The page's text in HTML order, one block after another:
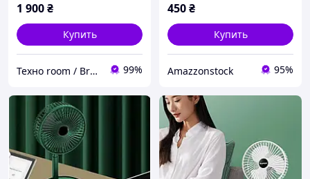
1 900₴
Купить
Техно room / Brenda Lingerie 99%
450₴
Купить
Amazzonstock 95%